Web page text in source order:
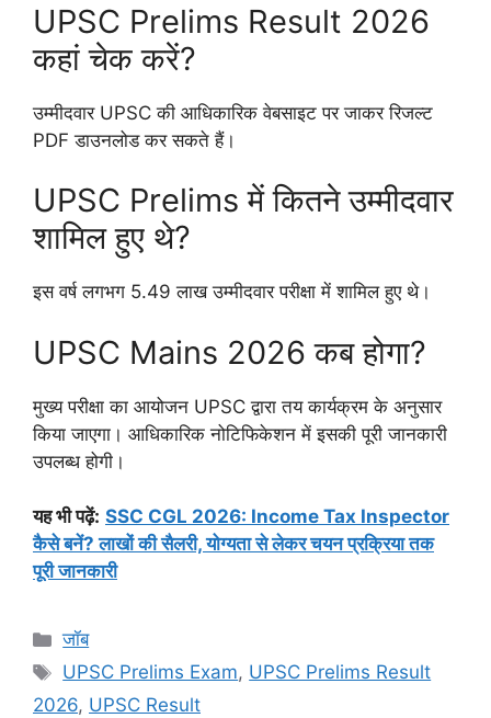
UPSC Prelims Result 2026
कहां चेक करें?
उम्मीदवार UPSC की आधिकारिक वेबसाइट पर जाकर रिजल्ट
PDF डाउनलोड कर सकते हैं।
UPSC Prelims में कितने उम्मीदवार
शामिल हुए थे?
इस वर्ष लगभग 5.49 लाख उम्मीदवार परीक्षा में शामिल हुए थे।
UPSC Mains 2026 कब होगा?
मुख्य परीक्षा का आयोजन UPSC द्वारा तय कार्यक्रम के अनुसार
किया जाएगा। आधिकारिक नोटिफिकेशन में इसकी पूरी जानकारी
उपलब्ध होगी।
यह भी पढ़ें: SSC CGL 2026: Income Tax Inspector
कैसे बनें? लाखों की सैलरी, योग्यता से लेकर चयन प्रक्रिया तक
पूरी जानकारी
Categories
जॉब
Tags
UPSC Prelims Exam, UPSC Prelims Result
2026, UPSC Result